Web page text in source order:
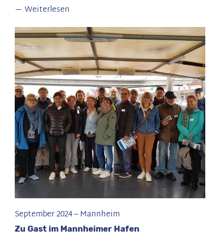
Weiterlesen
Modelabel
Claire
Common
in
Q
6
Q
7:
Innovation
durch
Inklusion
September 2024–Mannheim
Zu Gast im Mannheimer Hafen